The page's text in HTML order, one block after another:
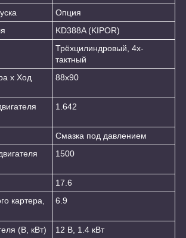
Опция
KD388A (KIPOR)
Трёхцилиндровый, 4х-
тактный
х Ход
88x90
1.642
Смазка под давлением
1500
17.6
картера,
6.9
(В, кВт) 12 В, 1.4 кВт